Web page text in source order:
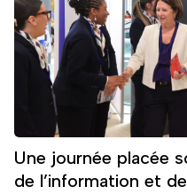
Une journée placée
de l’information et